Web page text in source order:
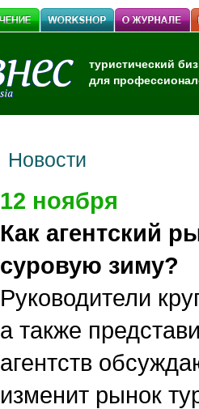
туристический
для
Новости
12 ноября
Как агентский
суровую зиму?
Руководители
а также
агентств
изменит рынок